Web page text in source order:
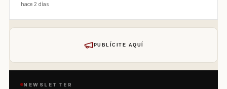
hace 2 días
PUBLÍCITE AQUÍ
NEWSLETTER